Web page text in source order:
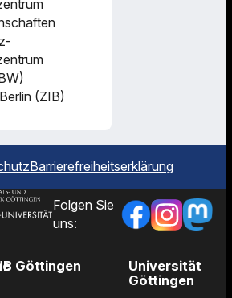
(ZIB)
Barrierefreiheitserklärung
Folgen Sie
uns:
Göttingen
Universität
Göttingen